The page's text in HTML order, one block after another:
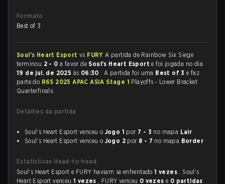
Formato
Best of 3
Soul's Heart Esport vs FURYA partida de Rainbow Six Siege
terminou 2 - 0 a favor deSoul's Heart Esporte foi jogada no dia
19 de jul. de 2025 às 06:30 . A partida foi uma Best of 3e faz
parte do R6S 2025 APAC ASIA Stage 1 Playoffs - Lower Bracket
Quarterfinals.
Detalhes da partida
Soul's Heart Esport venceu o Jogo 1 por 7 - 3 no mapa Lair
Soul's Heart Esport venceu o Jogo 2 por 8 - 7 no mapa Border
Estatísticas Head-to-head
Soul's Heart Esport e FURY haviam se enfrentado1 vezes . Soul's
Heart Esport venceu1 vezes , FURY venceu 0 vezese 0 partidas